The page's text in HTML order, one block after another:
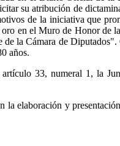
su atribución de
de la iniciativa que
en el Muro de Honor de
la Cámara de Diputados".
años.
33, numeral 1, la
elaboración y